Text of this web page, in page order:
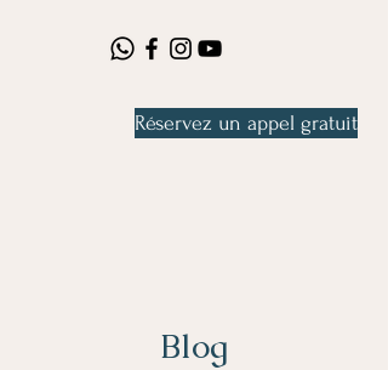
Réservez un appel gratuit
Blog